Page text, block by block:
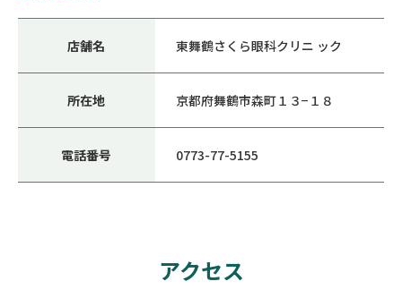
店舗名 東舞鶴さくら眼科クリニ ック
所在地 京都府舞鶴市森町１３−１８
電話番号 0773-77-5155
アクセス